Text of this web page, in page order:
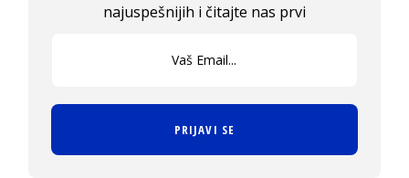
najuspešnijih i čitajte nas prvi
PRIJAVI SE